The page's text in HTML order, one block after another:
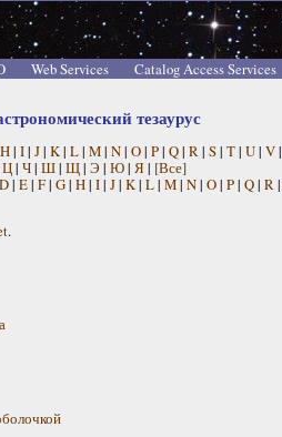
Web Services
Catalog Access Services
тезаурус
H| I| J| K| L| M| N| O| P| Q| R | S| T| U| V|
Ц| Ч| Ш| Щ| Э | Ю| Я| [Все]
D| E| F| G| H| I| J| K| L| M| N| O| P| Q| R |
.